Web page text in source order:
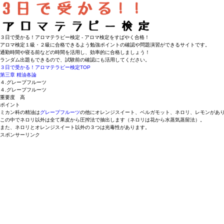
３日で受かる！アロマテラピー検定 - アロマ検定をすばやく合格！
アロマ検定１級・２級に合格できるよう勉強ポイントの確認や問題演習ができるサイトです。
通勤時間や寝る前などの時間を活用し、効率的に合格しましょう！
ランダム出題もできるので、試験前の確認にも活用してください。
３日で受かる！アロマテラピー検定TOP
第三章 精油各論
４.グレープフルーツ
４.グレープフルーツ
重要度 高
ポイント
ミカン科の精油はグレープフルーツの他にオレンジスイート、ベルガモット、ネロリ、レモンがあ
この中でネロリ以外は全て果皮から圧搾法で抽出します（ネロリは花から水蒸気蒸留法）。
また、ネロリとオレンジスイート以外の３つは光毒性があります。
スポンサーリンク